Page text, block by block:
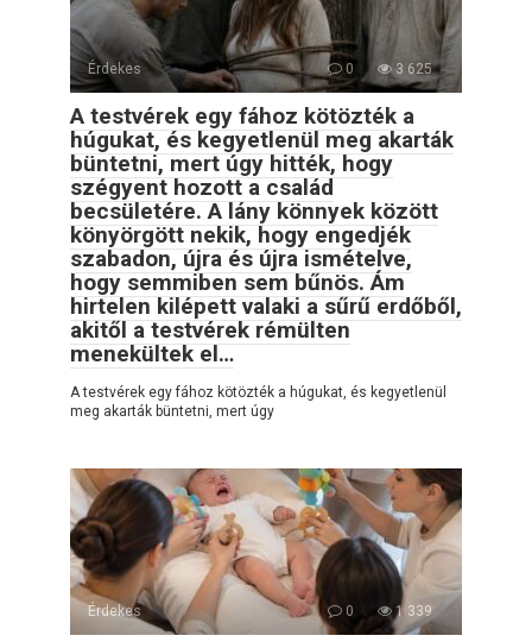
Érdekes 0 3 625
A testvérek egy fához kötözték a
húgukat, és kegyetlenül meg akarták
büntetni, mert úgy hitték, hogy
szégyent hozott a család
becsületére. A lány könnyek között
könyörgött nekik, hogy engedjék
szabadon, újra és újra ismételve,
hogy semmiben sem bűnös. Ám
hirtelen kilépett valaki a sűrű erdőből,
akitől a testvérek rémülten
menekültek el…
A testvérek egy fához kötözték a húgukat, és kegyetlenül
meg akarták büntetni, mert úgy
Érdekes 0 1 339